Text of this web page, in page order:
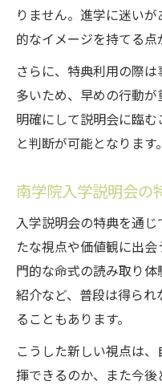
りません。進学に迷い
的なイメージを持てる点
さらに、特典利用の際
多いため、早めの行動が
明確にして説明会に臨
と判断が可能となります。
南学院入学説明会の
入学説明会の特典を通
たな視点や価値観に出
門的な命式の読み取り
紹介など、普段は得ら
ることもあります。
こうした新しい視点は
揮できるのか、また今